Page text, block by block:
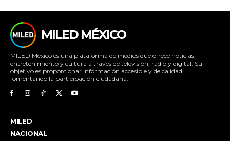
MILED MÉXICO
MILED México es una plataforma de medios que ofrece noticias,
entretenimiento y cultura a través de televisión, radio y digital. Su
objetivo es proporcionar información accesible y de calidad,
fomentando la participación ciudadana.
MILED
NACIONAL